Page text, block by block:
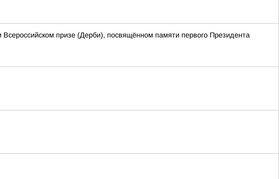
призе (Дерби), посвящённом памяти первого Президента